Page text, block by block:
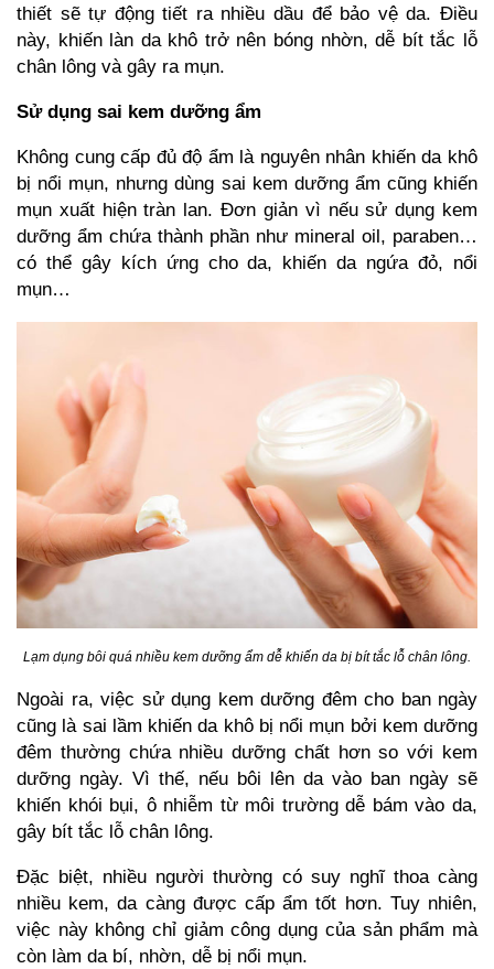
thiết sẽ tự động tiết ra nhiều dầu để bảo vệ da. Điều
này, khiến làn da khô trở nên bóng nhờn, dễ bít tắc lỗ
chân lông và gây ra mụn.
Sử dụng sai kem dưỡng ẩm
Không cung cấp đủ độ ẩm là nguyên nhân khiến da khô
bị nổi mụn, nhưng dùng sai kem dưỡng ẩm cũng khiến
mụn xuất hiện tràn lan. Đơn giản vì nếu sử dụng kem
dưỡng ẩm chứa thành phần như mineral oil, paraben…
có thể gây kích ứng cho da, khiến da ngứa đỏ, nổi
mụn…
Lạm dụng bôi quá nhiều kem dưỡng ẩm dễ khiến da bị bít tắc lỗ chân lông.
Ngoài ra, việc sử dụng kem dưỡng đêm cho ban ngày
cũng là sai lầm khiến da khô bị nổi mụn bởi kem dưỡng
đêm thường chứa nhiều dưỡng chất hơn so với kem
dưỡng ngày. Vì thế, nếu bôi lên da vào ban ngày sẽ
khiến khói bụi, ô nhiễm từ môi trường dễ bám vào da,
gây bít tắc lỗ chân lông.
Đặc biệt, nhiều người thường có suy nghĩ thoa càng
nhiều kem, da càng được cấp ẩm tốt hơn. Tuy nhiên,
việc này không chỉ giảm công dụng của sản phẩm mà
còn làm da bí, nhờn, dễ bị nổi mụn.